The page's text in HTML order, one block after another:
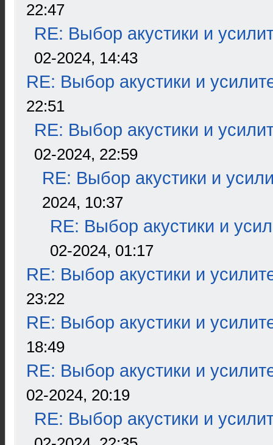
22:47
RE: Выбор акустики и
02-2024, 14:43
RE: Выбор акустики и
22:51
RE: Выбор акустики и
02-2024, 22:59
RE: Выбор акустики и
2024, 10:37
RE: Выбор акустики и
02-2024, 01:17
RE: Выбор акустики и
23:22
RE: Выбор акустики и
18:49
RE: Выбор акустики и
02-2024, 20:19
RE: Выбор акустики и